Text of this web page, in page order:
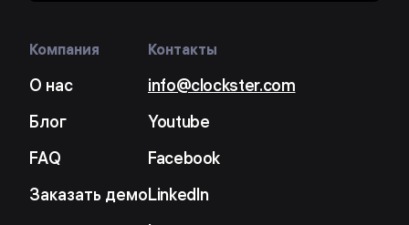
Компания
О нас
Блог
FAQ
Заказать демо
Контакты
info@clockster.com
Youtube
Facebook
LinkedIn